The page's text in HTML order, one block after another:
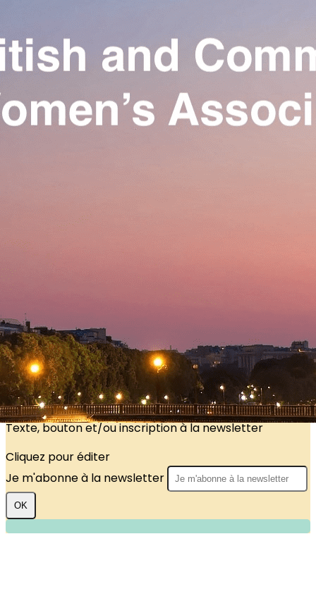
Exporter uniquement les colonnes affichées
Ajoutez un logo, un bouton, des réseaux sociaux
Our Association
Activities
Join us
?>
Images de la page d'accueil
Cliquez pour éditer
Texte, bouton et/ou inscription à la newsletter
Cliquez pour éditer
Je m'abonne à la newsletter
OK